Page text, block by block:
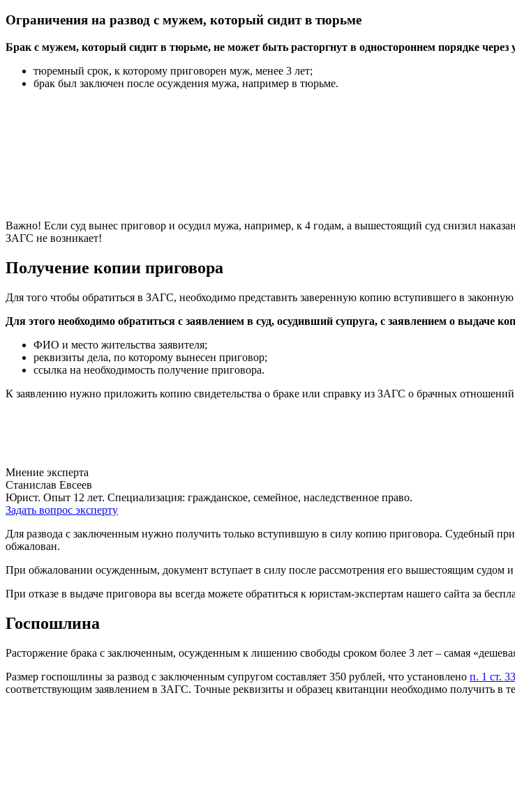
Ограничения на развод с мужем, который сидит в тюрьме
Брак с мужем, который сидит в тюрьме, не может быть расторгнут в одностороннем порядке
тюремный срок, к которому приговорен муж, менее 3 лет;
брак был заключен после осуждения мужа, например в тюрьме.
Важно! Если суд вынес приговор и осудил мужа, например, к 4 годам, а вышестоящий суд снизил
ЗАГС не возникает!
Получение копии приговора
Для того чтобы обратиться в ЗАГС, необходимо представить заверенную копию вступившего в законную
Для этого необходимо обратиться с заявлением в суд, осудивший супруга, с заявлением о выдаче
ФИО и место жительства заявителя;
реквизиты дела, по которому вынесен приговор;
ссылка на необходимость получение приговора.
К заявлению нужно приложить копию свидетельства о браке или справку из ЗАГС о брачных
Мнение эксперта
Станислав Евсеев
Юрист. Опыт 12 лет. Специализация: гражданское, семейное, наследственное право.
Задать вопрос эксперту
Для развода с заключенным нужно получить только вступившую в силу копию приговора. Судебный
обжалован.
При обжаловании осужденным, документ вступает в силу после рассмотрения его вышестоящим судом
При отказе в выдаче приговора вы всегда можете обратиться к юристам-экспертам нашего сайта за
Госпошлина
Расторжение брака с заключенным, осужденным к лишению свободы сроком более 3 лет – самая
Размер госпошлины за развод с заключенным супругом составляет 350 рублей, что установлено п. 1 ст.
соответствующим заявлением в ЗАГС. Точные реквизиты и образец квитанции необходимо получить в